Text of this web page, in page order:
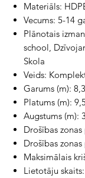
Materiāls:
Vecums: 5-14
Plānotais
school,
Skola
Veids:
Garums (m):
Platums (m):
Augstums (m):
Drošības
Drošības
Maksimālais
Lietotāju